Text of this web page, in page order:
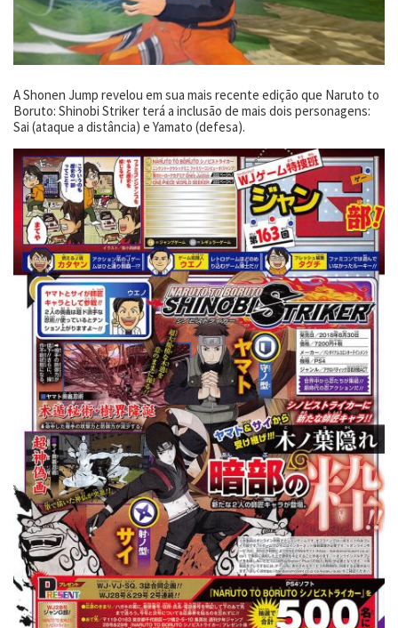
A Shonen Jump revelou em sua mais recente edição que Naruto to
Boruto: Shinobi Striker terá a inclusão de mais dois personagens:
Sai (ataque a distância) e Yamato (defesa).